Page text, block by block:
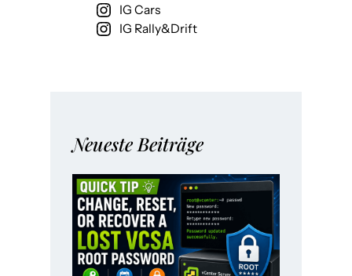
IG Cars
IG Rally&Drift
Neueste Beiträge